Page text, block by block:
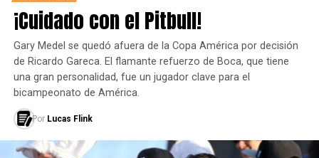
¡Cuidado con el Pitbull!
Gary Medel se quedó afuera de la Copa América por decisión
de Ricardo Gareca. El flamante refuerzo de Boca, que tiene
una gran personalidad, fue un jugador clave para el
bicampeonato de América.
Por Lucas Flink